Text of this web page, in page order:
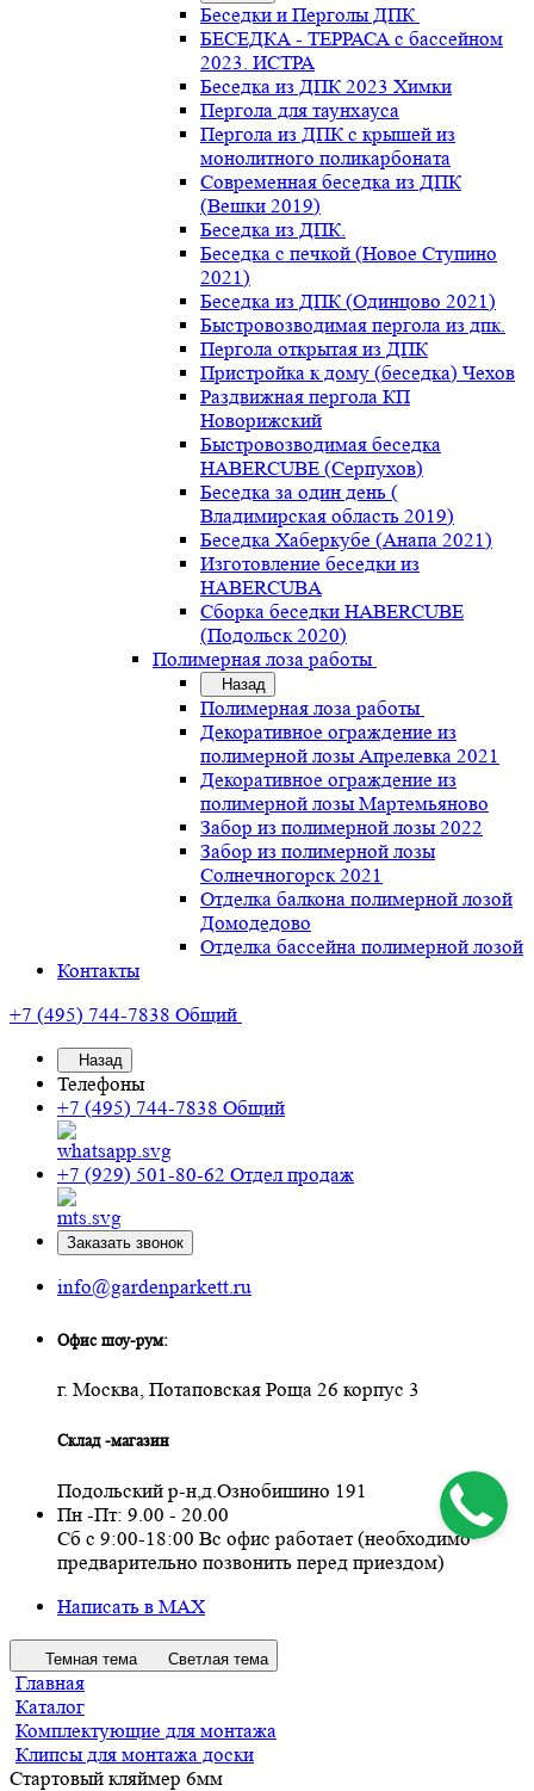
Беседки и Перголы ДПК
БЕСЕДКА - ТЕРРАСА с бассейном
2023. ИСТРА
Беседка из ДПК 2023 Химки
Пергола для таунхауса
Пергола из ДПК с крышей из
монолитного поликарбоната
Современная беседка из ДПК
(Вешки 2019)
Беседка из ДПК.
Беседка с печкой (Новое Ступино
2021)
Беседка из ДПК (Одинцово 2021)
Быстровозводимая пергола из дпк.
Пергола открытая из ДПК
Пристройка к дому (беседка) Чехов
Раздвижная пергола КП
Новорижский
Быстровозводимая беседка
HABERCUBE (Серпухов)
Беседка за один день (
Владимирская область 2019)
Беседка Хаберкубе (Анапа 2021)
Изготовление беседки из
HABERCUBA
Сборка беседки HABERCUBE
(Подольск 2020)
Полимерная лоза работы
Назад
Полимерная лоза работы
Декоративное ограждение из
полимерной лозы Апрелевка 2021
Декоративное ограждение из
полимерной лозы Мартемьяново
Забор из полимерной лозы 2022
Забор из полимерной лозы
Солнечногорск 2021
Отделка балкона полимерной лозой
Домодедово
Отделка бассейна полимерной лозой
Контакты
+7 (495) 744-7838 Общий
Назад
Телефоны
+7 (495) 744-7838 Общий
+7 (929) 501-80-62 Отдел продаж
Заказать звонок
info@gardenparkett.ru
Офис шоу-рум:
г. Москва, Потаповская Роща 26 корпус 3
Склад -магазин
Подольский р-н,д.Ознобишино 191
Пн -Пт: 9.00 - 20.00
Сб с 9:00-18:00 Вс офис работает (необходимо
предварительно позвонить перед приездом)
Написать в MAX
Темная тема Светлая тема
Главная
Каталог
Комплектующие для монтажа
Клипсы для монтажа доски
Стартовый кляймер 6мм